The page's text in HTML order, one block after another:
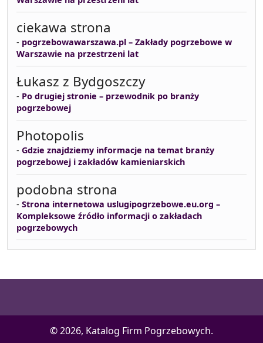
ciekawa strona
- pogrzebowawarszawa.pl – Zakłady pogrzebowe w
Warszawie na przestrzeni lat
Łukasz z Bydgoszczy
- Po drugiej stronie – przewodnik po branży
pogrzebowej
Photopolis
- Gdzie znajdziemy informacje na temat branży
pogrzebowej i zakładów kamieniarskich
podobna strona
- Strona internetowa uslugipogrzebowe.eu.org –
Kompleksowe źródło informacji o zakładach
pogrzebowych
© 2026, Katalog Firm Pogrzebowych.